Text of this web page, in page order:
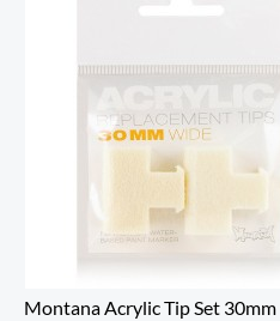
Montana Acrylic Tip Set 30mm